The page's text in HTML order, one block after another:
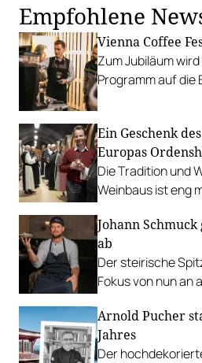
Empfohlene
Vienna Coffee
Zum Jubiläum
Programm auf die
Ein Geschenk
Europas
Die Tradition und
Weinbaus ist eng
Zisterzienser und
Pioniere.
Johann
ab
Der steirische
Fokus von nun an
führen das
Arnold Pucher
Jahres
Der